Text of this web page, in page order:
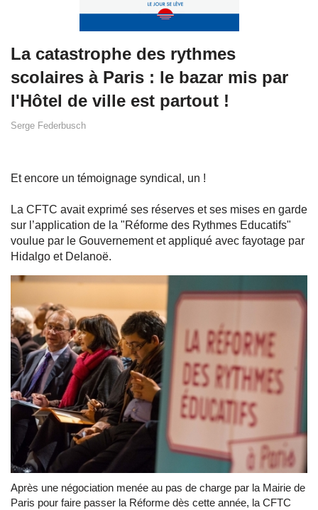
La catastrophe des rythmes
scolaires à Paris : le bazar mis par
l'Hôtel de ville est partout !
Serge Federbusch
Et encore un témoignage syndical, un !
La CFTC avait exprimé ses réserves et ses mises en garde
sur l’application de la "Réforme des Rythmes Educatifs"
voulue par le Gouvernement et appliqué avec fayotage par
Hidalgo et Delanoë.
Après une négociation menée au pas de charge par la Mairie de
Paris pour faire passer la Réforme dès cette année, la CFTC